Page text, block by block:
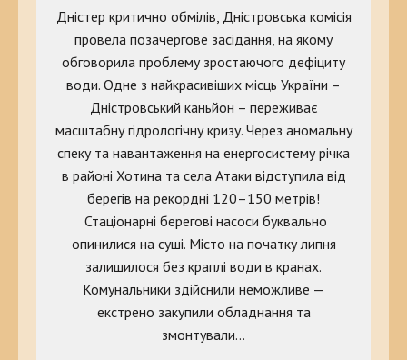
Дністер критично обмілів, Дністровська комісія
провела позачергове засідання, на якому
обговорила проблему зростаючого дефіциту
води. Одне з найкрасивіших місць України –
Дністровський каньйон – переживає
масштабну гідрологічну кризу. Через аномальну
спеку та навантаження на енергосистему річка
в районі Хотина та села Атаки відступила від
берегів на рекордні 120–150 метрів!
Стаціонарні берегові насоси буквально
опинилися на суші. Місто на початку липня
залишилося без краплі води в кранах.
Комунальники здійснили неможливе —
екстрено закупили обладнання та
змонтували…